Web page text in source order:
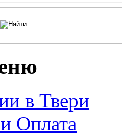
в Твери
Оплата